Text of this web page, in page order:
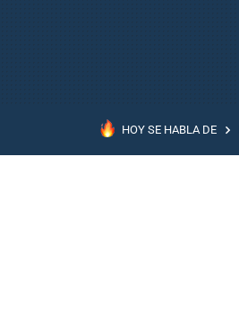
HOY SE HABLA DE